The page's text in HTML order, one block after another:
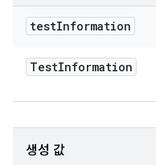
testInformation
TestInformation
생성 값